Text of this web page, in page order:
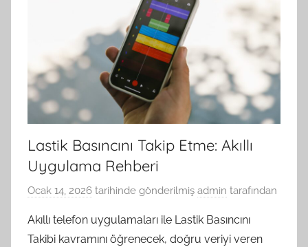
Lastik Basıncını Takip Etme: Akıllı
Uygulama Rehberi
Ocak 14, 2026 tarihinde gönderilmiş admin tarafından
Akıllı telefon uygulamaları ile Lastik Basıncını
Takibi kavramını öğrenecek, doğru veriyi veren